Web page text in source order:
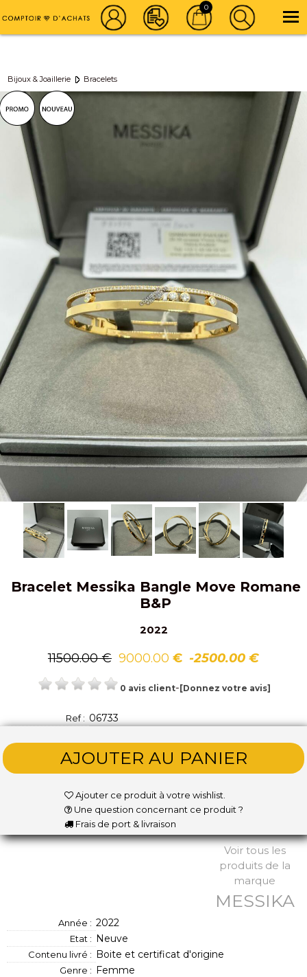
0
Achat vente d'Or, Bijoux & Montre de luxe
01 42 46 86 86
Newsletter | | Instagram
Bijoux & Joaillerie Bracelets
Bracelet Messika Bangle Move Romane
B&P
2022
11500.00 € 9000.00 € -2500.00 €
0 avis client- [Donnez votre avis]
Ref : 06733
Ajouter ce produit à votre wishlist.
Une question concernant ce produit ?
Frais de port & livraison
Voir tous les
produits de la
marque
MESSIKA
Année : 2022
Etat : Neuve
Contenu livré : Boite et certificat d'origine
Genre : Femme